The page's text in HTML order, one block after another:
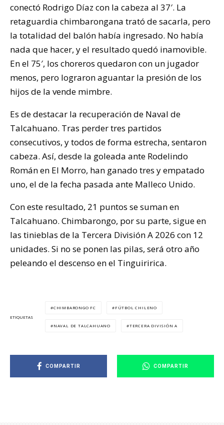
conectó Rodrigo Díaz con la cabeza al 37′. La
retaguardia chimbarongana trató de sacarla, pero
la totalidad del balón había ingresado. No había
nada que hacer, y el resultado quedó inamovible.
En el 75′, los choreros quedaron con un jugador
menos, pero lograron aguantar la presión de los
hijos de la vende mimbre.
Es de destacar la recuperación de Naval de
Talcahuano. Tras perder tres partidos
consecutivos, y todos de forma estrecha, sentaron
cabeza. Así, desde la goleada ante Rodelindo
Román en El Morro, han ganado tres y empatado
uno, el de la fecha pasada ante Malleco Unido.
Con este resultado, 21 puntos se suman en
Talcahuano. Chimbarongo, por su parte, sigue en
las tinieblas de la Tercera División A 2026 con 12
unidades. Si no se ponen las pilas, será otro año
peleando el descenso en el Tinguiririca.
ETIQUETAS
CHIMBARONGO FC FÚTBOL CHILENO
NAVAL DE TALCAHUANO TERCERA DIVISIÓN A
COMPARTIR COMPARTIR